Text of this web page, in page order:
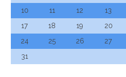
10
11 12 13
17
18 19 20
24
25 26 27
31